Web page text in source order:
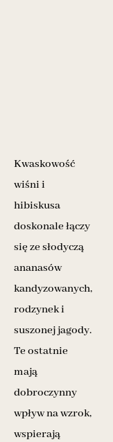
Kwaskowość
wiśni i
hibiskusa
doskonale łączy
się ze słodyczą
ananasów
kandyzowanych,
rodzynek i
suszonej jagody.
Te ostatnie
mają
dobroczynny
wpływ na wzrok,
wspierają